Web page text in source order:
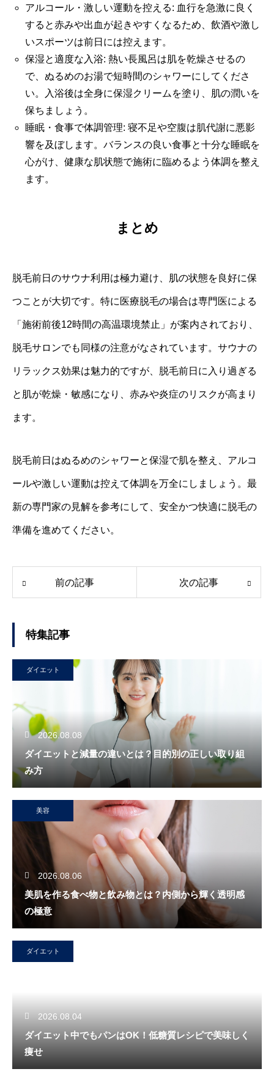
アルコール・激しい運動を控える: 血行を急激に良く
すると赤みや出血が起きやすくなるため、飲酒や激し
いスポーツは前日には控えます。
保湿と適度な入浴: 熱い長風呂は肌を乾燥させるの
で、ぬるめのお湯で短時間のシャワーにしてくださ
い。入浴後は全身に保湿クリームを塗り、肌の潤いを
保ちましょう。
睡眠・食事で体調管理: 寝不足や空腹は肌代謝に悪影
響を及ぼします。バランスの良い食事と十分な睡眠を
心がけ、健康な肌状態で施術に臨めるよう体調を整え
ます。
まとめ
脱毛前日のサウナ利用は極力避け、肌の状態を良好に保
つことが大切です。特に医療脱毛の場合は専門医による
「施術前後12時間の高温環境禁止」が案内されており、
脱毛サロンでも同様の注意がなされています。サウナの
リラックス効果は魅力的ですが、脱毛前日に入り過ぎる
と肌が乾燥・敏感になり、赤みや炎症のリスクが高まり
ます。
脱毛前日はぬるめのシャワーと保湿で肌を整え、アルコ
ールや激しい運動は控えて体調を万全にしましょう。最
新の専門家の見解を参考にして、安全かつ快適に脱毛の
準備を進めてください。
前の記事 次の記事
特集記事
ダイエット
2026.08.08
ダイエットと減量の違いとは？目的別の正しい取り組
み方
美容
2026.08.06
美肌を作る食べ物と飲み物とは？内側から輝く透明感
の極意
ダイエット
2026.08.04
ダイエット中でもパンはOK！低糖質レシピで美味しく
痩せ